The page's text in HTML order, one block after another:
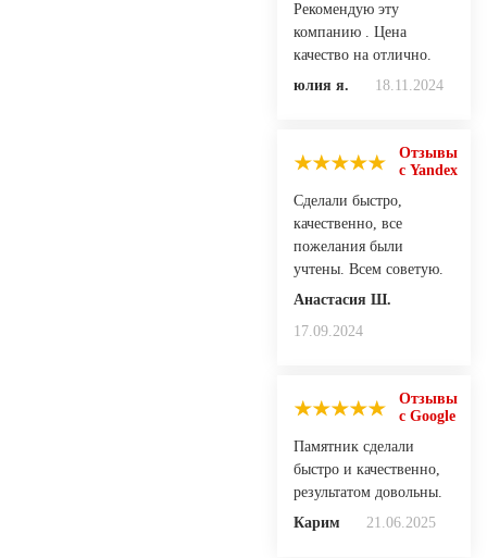
Рекомендую эту
компанию . Цена
качество на отлично.
юлия я.
18.11.2024
Отзывы
с Yandex
Сделали быстро,
качественно, все
пожелания были
учтены. Всем советую.
Анастасия Ш.
17.09.2024
Отзывы
с Google
Памятник сделали
быстро и качественно,
результатом довольны.
Карим
21.06.2025